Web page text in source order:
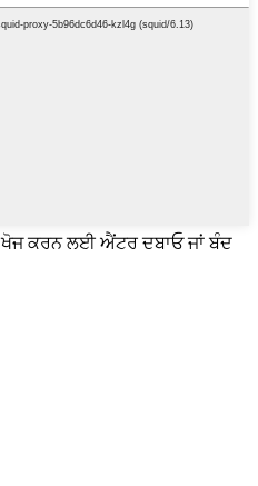
ਖੋਜ ਕਰਨ ਲਈ ਐਂਟਰ ਦਬਾਓ ਜਾਂ ਬੰਦ